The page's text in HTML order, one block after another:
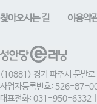
찾아오시는 길 이용약
(10881) 경기 파주시 문발
사업자등록번호: 526-87-
대표전화: 031-950-6332